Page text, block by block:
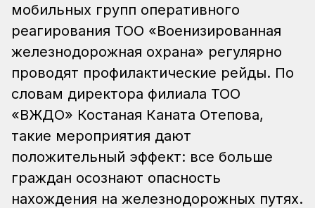
мобильных групп оперативного
реагирования ТОО «Военизированная
железнодорожная охрана» регулярно
проводят профилактические рейды. По
словам директора филиала ТОО
«ВЖДО» Костаная Каната Отепова,
такие мероприятия дают
положительный эффект: все больше
граждан осознают опасность
нахождения на железнодорожных путях.